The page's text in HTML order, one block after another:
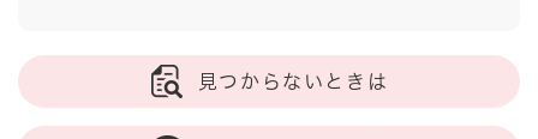
見つからないときは